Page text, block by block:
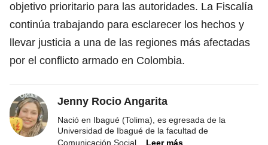
objetivo prioritario para las autoridades. La Fiscalía
continúa trabajando para esclarecer los hechos y
llevar justicia a una de las regiones más afectadas
por el conflicto armado en Colombia.
Jenny Rocio Angarita
Nació en Ibagué (Tolima), es egresada de la
Universidad de Ibagué de la facultad de
Comunicación Social
Leer más